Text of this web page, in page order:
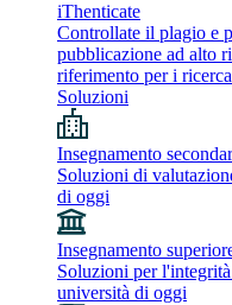
iThenticate
Controllate il plagio e
pubblicazione ad alto
riferimento per i
Soluzioni
Insegnamento
Soluzioni di
di oggi
Insegnamento
Soluzioni per
università di oggi